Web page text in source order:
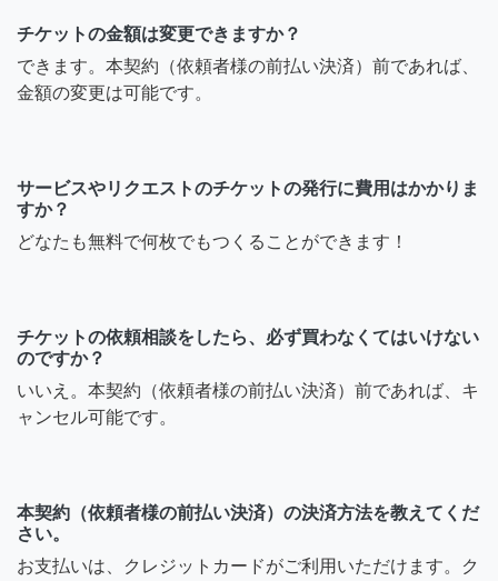
チケットの金額は変更できますか？
できます。本契約（依頼者様の前払い決済）前であれば、
金額の変更は可能です。
サービスやリクエストのチケットの発行に費用はかかりま
すか？
どなたも無料で何枚でもつくることができます！
チケットの依頼相談をしたら、必ず買わなくてはいけない
のですか？
いいえ。本契約（依頼者様の前払い決済）前であれば、キ
ャンセル可能です。
本契約（依頼者様の前払い決済）の決済方法を教えてくだ
さい。
お支払いは、クレジットカードがご利用いただけます。ク